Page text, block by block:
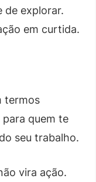
de explorar.
em curtida.
termos
quem te
seu trabalho.
vira ação.